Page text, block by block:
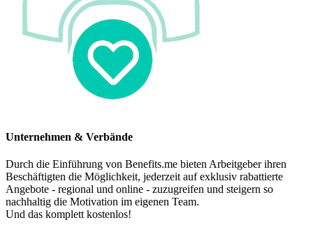
Unternehmen & Verbände
Durch die Einführung von Benefits.me bieten Arbeitgeber ihren
Beschäftigten die Möglichkeit, jederzeit auf exklusiv rabattierte
Angebote - regional und online - zuzugreifen und steigern so
nachhaltig die Motivation im eigenen Team.
Und das komplett kostenlos!